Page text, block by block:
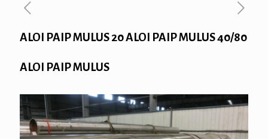
ALOI PAIP MULUS 20 ALOI PAIP MULUS 40/80
ALOI PAIP MULUS